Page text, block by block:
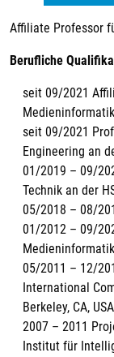
Affiliate Professor
Berufliche
seit 09/2021
seit 09/2021
Engineering an
01/2019 – 09/
Technik an der
05/2018 – 08/
01/2012 – 09/
05/2011 – 12/
International
Berkeley, CA, USA
2007 – 2011
Institut für